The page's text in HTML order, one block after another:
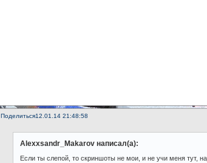
Поделиться12.01.14 21:48:58
Alexxsandr_Makarov написал(а):
Если ты слепой, то скриншоты не мои, и не учи меня тут,